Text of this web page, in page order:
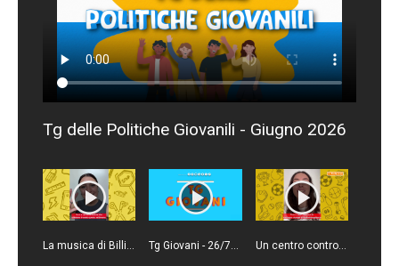
Tg delle Politiche Giovanili - Giugno 2026
La musica di Billie Eilish ha un impatto positivo sull'ambiente Tg Giovani - 26/7/2026 Un centro contro le dipendenze digitali